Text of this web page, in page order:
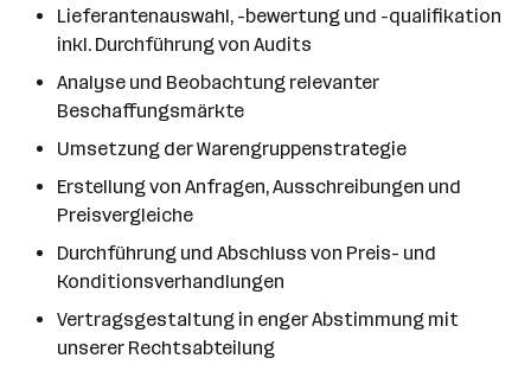
Lieferantenauswahl, -bewertung und -qualifikation
inkl. Durchführung von Audits
Analyse und Beobachtung relevanter
Beschaffungsmärkte
Umsetzung der Warengruppenstrategie
Erstellung von Anfragen, Ausschreibungen und
Preisvergleiche
Durchführung und Abschluss von Preis- und
Konditionsverhandlungen
Vertragsgestaltung in enger Abstimmung mit
unserer Rechtsabteilung